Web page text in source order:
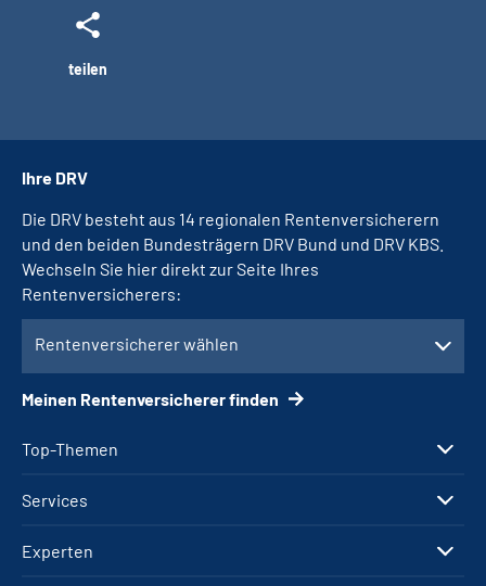
teilen
Top-Themen
Services
Experten
Ihre DRV
Die DRV besteht aus 14 regionalen Rentenversicherern
und den beiden Bundesträgern DRV Bund und DRV KBS.
Wechseln Sie hier direkt zur Seite Ihres
Rentenversicherers:
Rentenversicherer wählen
Meinen Rentenversicherer finden